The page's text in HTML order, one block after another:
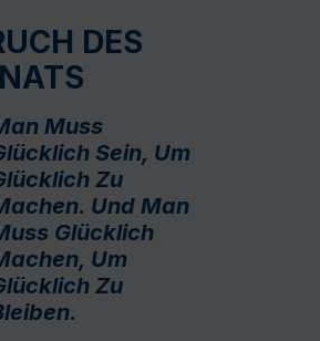
DES
Muss
Sein, Um
Zu
Und Man
Glücklich
Um
Zu